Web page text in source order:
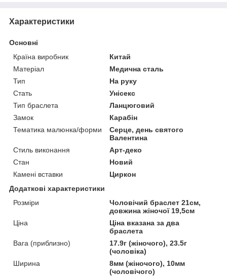
Характеристики
Основні
Країна виробник
Китай
Матеріал
Медична сталь
Тип
На руку
Стать
Унісекс
Тип браслета
Ланцюговий
Замок
Карабін
Тематика малюнка/форми
Серце, день святого
Валентина
Стиль виконання
Арт-деко
Стан
Новий
Камені вставки
Циркон
Додаткові характеристики
Розміри
Чоловічий браслет 21см,
довжина жіночої 19,5см
Ціна
Ціна вказана за два
браслета
Вага (приблизно)
17.9г (жіночого), 23.5г
(чоловіка)
Ширина
8мм (жіночого), 10мм
(чоловічого)